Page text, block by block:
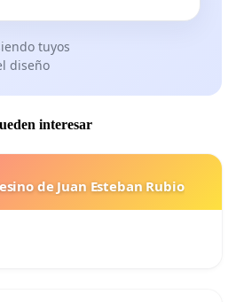
tuyos
diseño
interesar
de Juan Esteban Rubio